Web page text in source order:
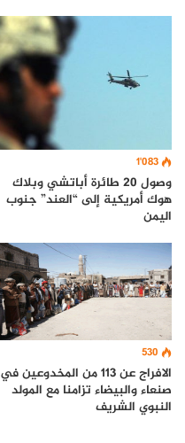
1٬083
وصول 20 طائرة أباتشي وبلاك
هوك أمريكية إلى “العند” جنوب
اليمن
530
الافراج عن 113 من المخدوعين في
صنعاء والبيضاء تزامنا مع المولد
النبوي الشريف